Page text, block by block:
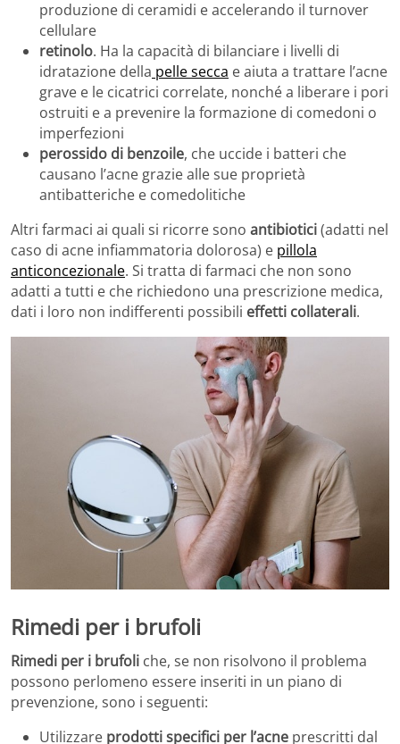
produzione di ceramidi e accelerando il turnover
cellulare
retinolo. Ha la capacità di bilanciare i livelli di
idratazione della pelle secca e aiuta a trattare l’acne
grave e le cicatrici correlate, nonché a liberare i pori
ostruiti e a prevenire la formazione di comedoni o
imperfezioni
perossido di benzoile, che uccide i batteri che
causano l’acne grazie alle sue proprietà
antibatteriche e comedolitiche
Altri farmaci ai quali si ricorre sono antibiotici(adatti nel
caso di acne infiammatoria dolorosa) e pillola
anticoncezionale. Si tratta di farmaci che non sono
adatti a tutti e che richiedono una prescrizione medica,
dati i loro non indifferenti possibili effetti collaterali.
Rimedi per i brufoli
Rimedi per i brufoli che, se non risolvono il problema
possono perlomeno essere inseriti in un piano di
prevenzione, sono i seguenti:
Utilizzare prodotti specifici per l’acne prescritti dal